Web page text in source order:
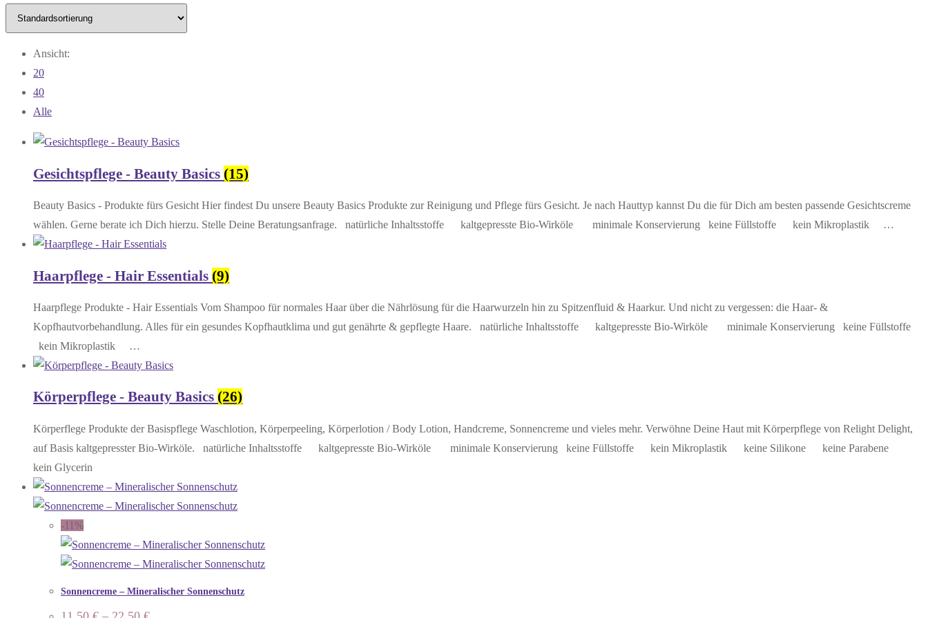
Ansicht:
20
40
Alle
Gesichtspflege - Beauty Basics (15)
Beauty Basics - Produkte fürs Gesicht Hier findest Du unsere Beauty Basics Produkte zur Reinigung und Pflege fürs Gesicht. Je nach Hauttyp kannst Du die für Dich am besten passende Gesichtscreme
wählen. Gerne berate ich Dich hierzu. Stelle Deine Beratungsanfrage. natürliche Inhaltsstoffe kaltgepresste Bio-Wirköle minimale Konservierung keine Füllstoffe kein Mikroplastik …
Haarpflege - Hair Essentials (9)
Haarpflege Produkte - Hair Essentials Vom Shampoo für normales Haar über die Nährlösung für die Haarwurzeln hin zu Spitzenfluid & Haarkur. Und nicht zu vergessen: die Haar- &
Kopfhautvorbehandlung. Alles für ein gesundes Kopfhautklima und gut genährte & gepflegte Haare. natürliche Inhaltsstoffe kaltgepresste Bio-Wirköle minimale Konservierung keine Füllstoffe
kein Mikroplastik …
Körperpflege - Beauty Basics (26)
Körperflege Produkte der Basispflege Waschlotion, Körperpeeling, Körperlotion / Body Lotion, Handcreme, Sonnencreme und vieles mehr. Verwöhne Deine Haut mit Körperpflege von Relight Delight,
auf Basis kaltgepresster Bio-Wirköle. natürliche Inhaltsstoffe kaltgepresste Bio-Wirköle minimale Konservierung keine Füllstoffe kein Mikroplastik keine Silikone keine Parabene
kein Glycerin
-11%
Sonnencreme – Mineralischer Sonnenschutz